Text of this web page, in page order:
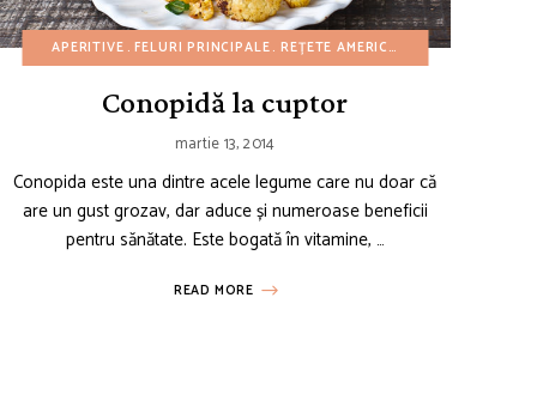
REȚETE DE IARNĂ REȚETE DE PAȘTI REȚETE DE PRIMĂVARĂ
UȘOARE MINI PRĂJITURI REȚETE AMERICANE REȚETE CU BUGET
APERITIVE FELURI PRINCIPALE REȚETE AMERICANE REȚETE CU
Conopidă la cuptor
martie 13, 2014
Conopida este una dintre acele legume care nu doar că
are un gust grozav, dar aduce și numeroase beneficii
pentru sănătate. Este bogată în vitamine, …
READ MORE